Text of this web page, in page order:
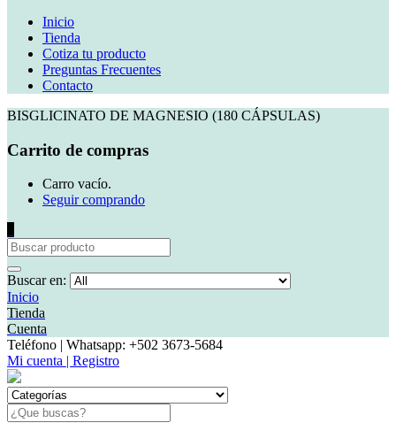
Inicio
Tienda
Cotiza tu producto
Preguntas Frecuentes
Contacto
BISGLICINATO DE MAGNESIO (180 CÁPSULAS)
Carrito de compras
Carro vacío.
Seguir comprando
Buscar en:
Inicio
Tienda
Cuenta
Teléfono | Whatsapp: +502 3673-5684
Mi cuenta | Registro